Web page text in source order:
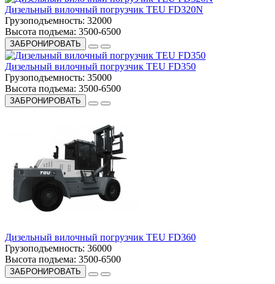
Дизельный вилочный погрузчик TEU FD320N
Грузоподъемность: 32000
Высота подъема: 3500-6500
ЗАБРОНИРОВАТЬ
Дизельный вилочный погрузчик TEU FD350
Грузоподъемность: 35000
Высота подъема: 3500-6500
ЗАБРОНИРОВАТЬ
Дизельный вилочный погрузчик TEU FD360
Грузоподъемность: 36000
Высота подъема: 3500-6500
ЗАБРОНИРОВАТЬ